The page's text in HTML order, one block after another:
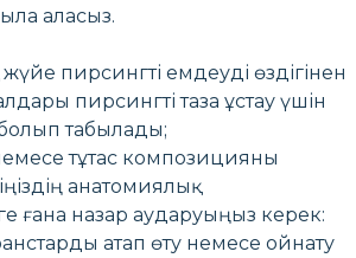
аласыз.
пирсингті емдеуді өздігінен
пирсингті таза ұстау үшін
табылады;
тұтас композицияны
анатомиялық
ғана назар аударуыңыз керек:
атап өту немесе ойнату